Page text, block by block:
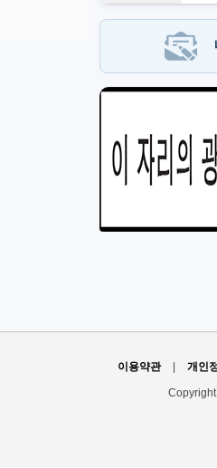
스
뉴몰
art
이용약관 | 개인